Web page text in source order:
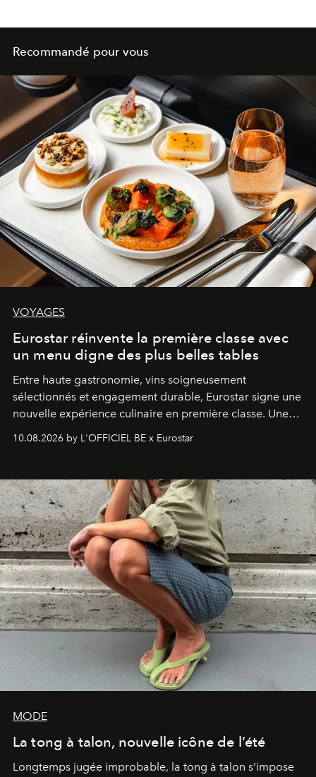
Recommandé pour vous
VOYAGES
Eurostar réinvente la première classe avec
un menu digne des plus belles tables
Entre haute gastronomie, vins soigneusement
sélectionnés et engagement durable, Eurostar signe une
nouvelle expérience culinaire en première classe. Une
invitation à redécouvrir le voyage ferroviaire sous le
prisme du goût et de l'élégance.
10.08.2026 by L'OFFICIEL BE x Eurostar
MODE
La tong à talon, nouvelle icône de l’été
Longtemps jugée improbable, la tong à talon s’impose